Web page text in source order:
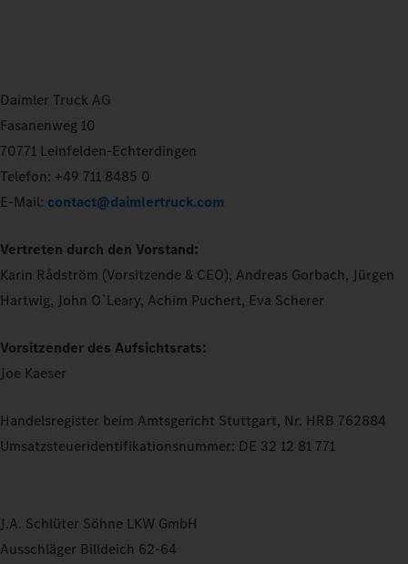
Daimler Truck AG
Fasanenweg 10
70771 Leinfelden-Echterdingen
Telefon: +49 711 8485 0
E-Mail: contact@daimlertruck.com
Vertreten durch den Vorstand:
Karin Rådström (Vorsitzende & CEO), Andreas Gorbach, Jürgen
Hartwig, John O`Leary, Achim Puchert, Eva Scherer
Vorsitzender des Aufsichtsrats:
Joe Kaeser
Handelsregister beim Amtsgericht Stuttgart, Nr. HRB 762884
Umsatzsteueridentifikationsnummer: DE 32 12 81 771
J.A. Schlüter Söhne LKW GmbH
Ausschläger Billdeich 62-64